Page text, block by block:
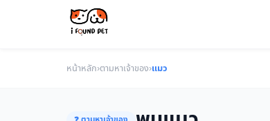
หน้าหลัก›ตามหาเจ้าของ›แมว